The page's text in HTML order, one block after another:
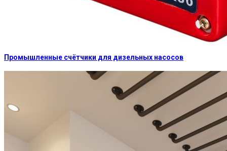
Промышленные счётчики для дизельных насосов